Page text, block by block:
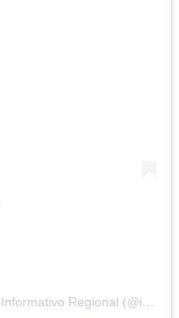
Uma publicação compartilhada por Informativo Regional (@informativo.regional)